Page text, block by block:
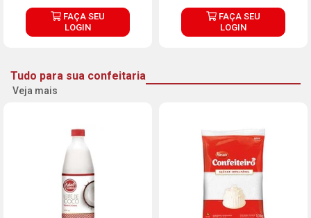
FAÇA SEU
LOGIN
FAÇA SEU
LOGIN
Tudo para sua confeitaria
Veja mais